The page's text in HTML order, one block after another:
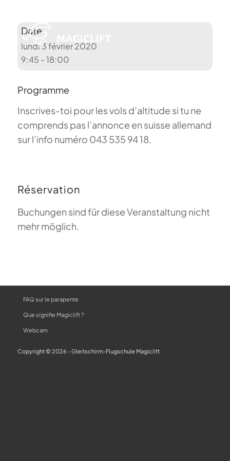
Date
lundi 3 février 2020
9:45 - 18:00
Programme
Inscrives-toi pour les vols d’altitude si tu ne
comprends pas l’annonce en suisse allemand
sur l’info numéro 043 535 94 18.
Réservation
Buchungen sind für diese Veranstaltung nicht
mehr möglich.
Copyright © 2026 - Gleitschirm-Flugschule Magiclift
FAQ sur le parapente
Que signifie Magiclift ?
Webcam